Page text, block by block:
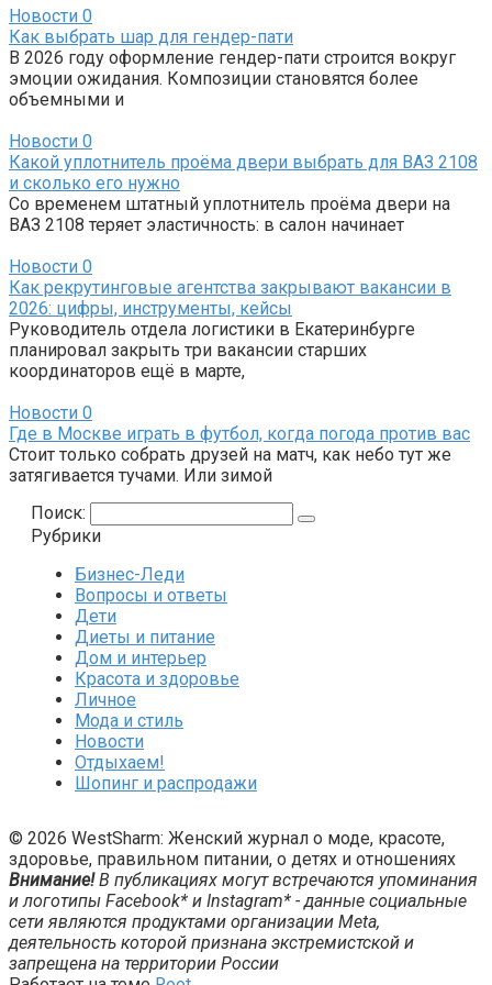
Новости 0
Как выбрать шар для гендер-пати
В 2026 году оформление гендер-пати строится вокруг
эмоции ожидания. Композиции становятся более
объемными и
Новости 0
Какой уплотнитель проёма двери выбрать для ВАЗ 2108
и сколько его нужно
Со временем штатный уплотнитель проёма двери на
ВАЗ 2108 теряет эластичность: в салон начинает
Новости 0
Как рекрутинговые агентства закрывают вакансии в
2026: цифры, инструменты, кейсы
Руководитель отдела логистики в Екатеринбурге
планировал закрыть три вакансии старших
координаторов ещё в марте,
Новости 0
Где в Москве играть в футбол, когда погода против вас
Стоит только собрать друзей на матч, как небо тут же
затягивается тучами. Или зимой
Поиск:
Рубрики
Бизнес-Леди
Вопросы и ответы
Дети
Диеты и питание
Дом и интерьер
Красота и здоровье
Личное
Мода и стиль
Новости
Отдыхаем!
Шопинг и распродажи
© 2026 WestSharm: Женский журнал о моде, красоте,
здоровье, правильном питании, о детях и отношениях
Внимание!В публикациях могут встречаются упоминания
и логотипы Facebook* и Instagram* - данные социальные
сети являются продуктами организации Meta,
деятельность которой признана экстремистской и
запрещена на территории России